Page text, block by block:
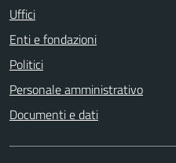
Uffici
Enti e fondazioni
Politici
Personale amministrativo
Documenti e dati